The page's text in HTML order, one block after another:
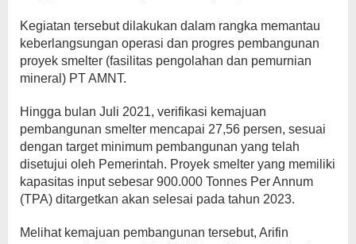
Kegiatan tersebut dilakukan dalam rangka memantau
keberlangsungan operasi dan progres pembangunan
proyek smelter (fasilitas pengolahan dan pemurnian
mineral) PT AMNT.
Hingga bulan Juli 2021, verifikasi kemajuan
pembangunan smelter mencapai 27,56 persen, sesuai
dengan target minimum pembangunan yang telah
disetujui oleh Pemerintah. Proyek smelter yang memiliki
kapasitas input sebesar 900.000 Tonnes Per Annum
(TPA) ditargetkan akan selesai pada tahun 2023.
Melihat kemajuan pembangunan tersebut, Arifin